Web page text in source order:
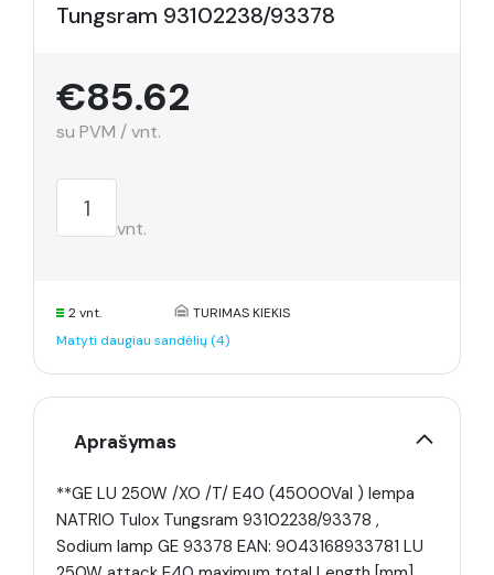
Tungsram 93102238/93378
€85.62
su PVM / vnt.
vnt.
2 vnt.
TURIMAS KIEKIS
Matyti daugiau sandėlių (4)
Aprašymas
**GE LU 250W /XO /T/ E40 (45000Val ) lempa
NATRIO Tulox Tungsram 93102238/93378 ,
Sodium lamp GE 93378 EAN: 9043168933781 LU